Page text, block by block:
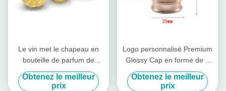
Le vin met le chapeau en
bouteille de parfum de
Zamac
Obtenez le meilleur
prix
Logo personnalisé Premium
Glossy Cap en forme de T
Zamac Cap parfumé pour
Fea 15
Obtenez le meilleur
prix